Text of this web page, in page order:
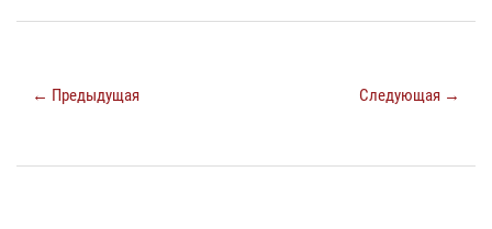
← Предыдущая Следующая →